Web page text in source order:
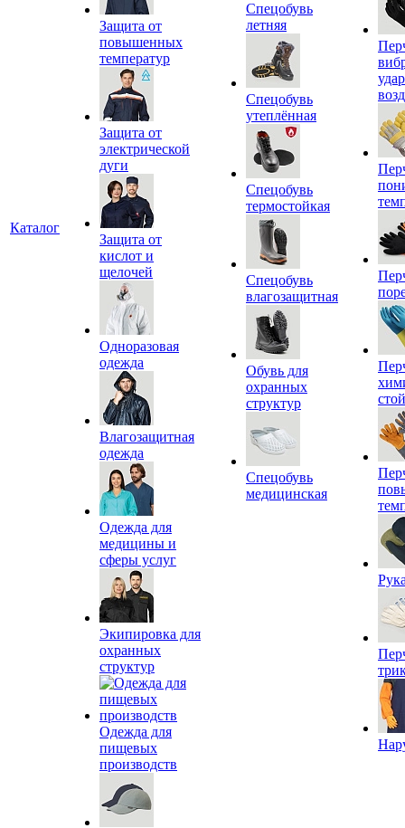
Каталог
Защита от
повышенных
температур
Защита от
электрической
дуги
Защита от
кислот и
щелочей
Одноразовая
одежда
Влагозащитная
одежда
Одежда для
медицины и
сферы услуг
Экипировка для
охранных
структур
Одежда для
пищевых
производств
Спецобувь
летняя
Спецобувь
утеплённая
Спецобувь
термостойкая
Спецобувь
влагозащитная
Обувь для
охранных
структур
Спецобувь
медицинская